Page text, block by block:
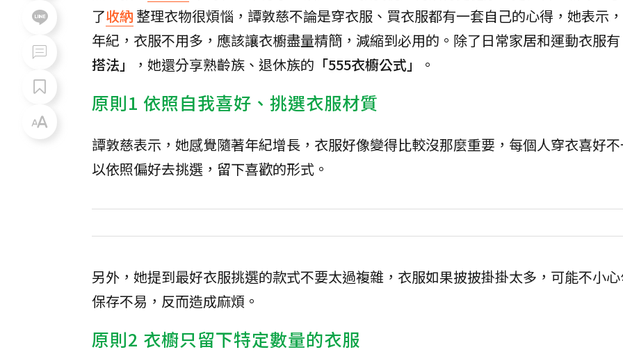
了收納 整理衣物很煩惱，譚敦慈不論是穿衣服、買衣服都有一套自己的心得，她表示
年紀，衣服不用多，應該讓衣櫥盡量精簡，減縮到必用的。除了日常家居和運動衣服有
搭法」
，她還分享熟齡族、退休族的 「555衣櫥公式」 。
原則1 依照自我喜好、挑選衣服材質
譚敦慈表示，她感覺隨著年紀增長，衣服好像變得比較沒那麼重要，每個人穿衣喜好
以依照偏好去挑選，留下喜歡的形式。
另外，她提到最好衣服挑選的款式不要太過複雜，衣服如果披披掛掛太多，可能不小
保存不易，反而造成麻煩。
原則2 衣櫥只留下特定數量的衣服